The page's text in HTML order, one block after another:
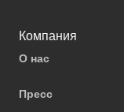
Компания
О нас
Пресс